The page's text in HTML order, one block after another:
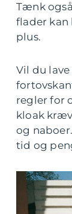
Tænk
flader kan
plus.
Vil du
regler for
kloak
og
tid og